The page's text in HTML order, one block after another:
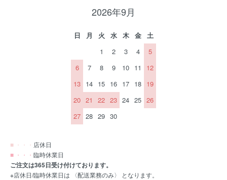
2026年9月
日 月 火 水 木 金
土
1
2 3 4
5
6
7 8 9 10 11
12
13 14 15 16 17 18 19
20 21 22 23 24 25 26
27 28 29 30
■ ・・・ 店休日
■ ・・・ 臨時休業日
ご注文は365日受け付けております。
※店休日/臨時休業日は 〈配送業務のみ〉 となります。